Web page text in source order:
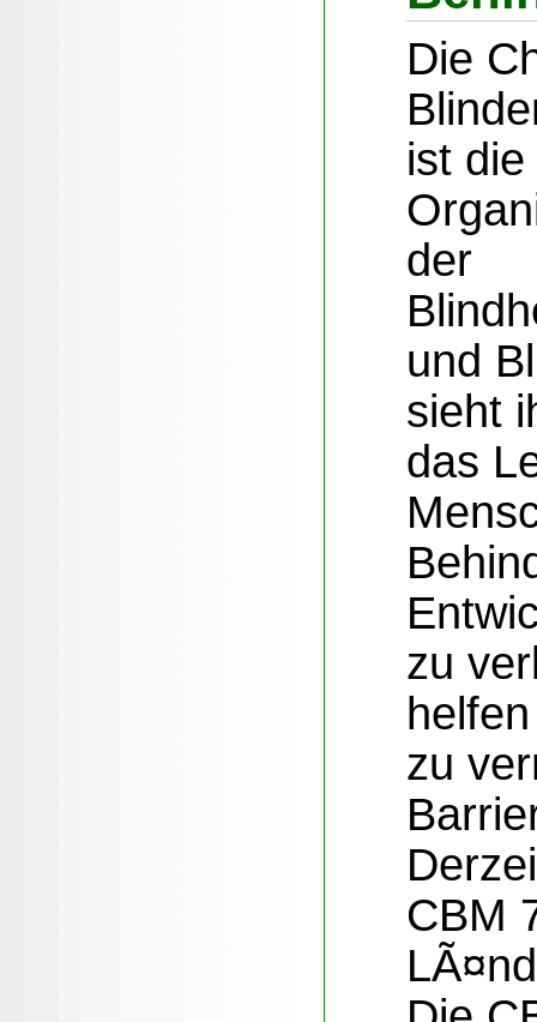
Die
ist
der
und
sieht
das
zu
zu
CBM